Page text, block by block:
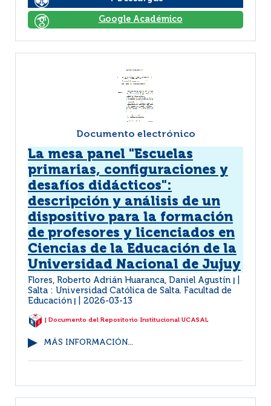
Google Académico
Documento electrónico
La mesa panel "Escuelas
primarias, configuraciones y
desafíos didácticos":
descripción y análisis de un
dispositivo para la formación
de profesores y licenciados en
Ciencias de la Educación de la
Universidad Nacional de Jujuy
Flores, Roberto Adrián Huaranca, Daniel Agustín
Salta : Universidad Católica de Salta. Facultad de
Educación
2026-03-13
| Documento del Repositorio Institucional UCASAL
MÁS INFORMACIÓN...